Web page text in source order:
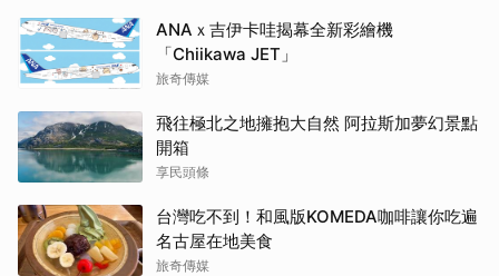
ANAｘ吉伊卡哇揭幕全新彩繪機
「Chiikawa JET」
旅奇傳媒
飛往極北之地擁抱大自然 阿拉斯加夢幻景點
開箱
享民頭條
台灣吃不到！和風版KOMEDA咖啡讓你吃遍
名古屋在地美食
旅奇傳媒